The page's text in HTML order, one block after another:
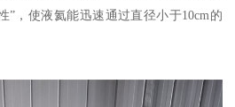
”，使液氦能迅速通过直径小于10cm的